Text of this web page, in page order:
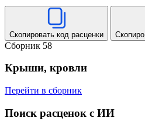
Скопировать код расценки
Сборник 58
Крыши, кровли
Перейти в сборник
Поиск расценок с ИИ